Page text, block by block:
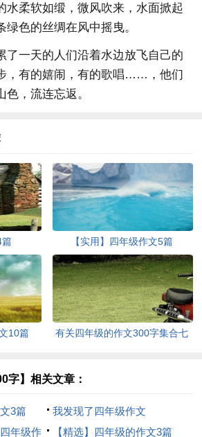
水柔软如缎，微风吹来，水面掀起
绿色的丝绸在风中摇曳。
了一天的人们沿着水边放飞自己的
，有的嬉闹，有的歌唱……，他们
，流连忘返。
篇 【实用】四年级作文5篇
10篇
有关四年级的作文300字集合七
字】相关文章：
3篇
我发现了四年级作文
年级作
【精选】四年级的作文3篇